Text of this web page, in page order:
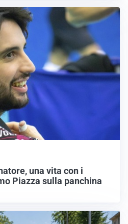
una vita con i
Piazza sulla panchina